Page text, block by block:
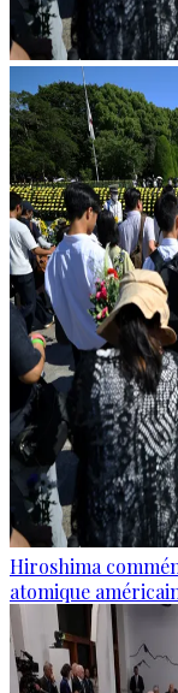
Hiroshima
atomique